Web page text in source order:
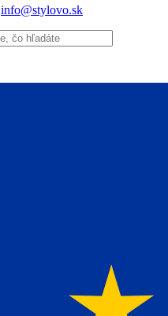
info@stylovo.sk